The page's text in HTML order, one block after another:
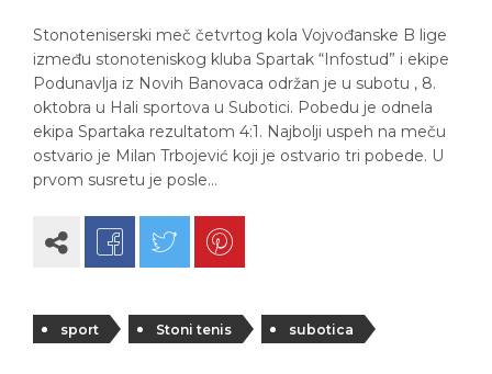
Stonoteniserski meč četvrtog kola Vojvođanske B lige
između stonoteniskog kluba Spartak “Infostud” i ekipe
Podunavlja iz Novih Banovaca održan je u subotu , 8.
oktobra u Hali sportova u Subotici. Pobedu je odnela
ekipa Spartaka rezultatom 4:1. Najbolji uspeh na meču
ostvario je Milan Trbojević koji je ostvario tri pobede. U
prvom susretu je posle…
sport Stoni tenis subotica